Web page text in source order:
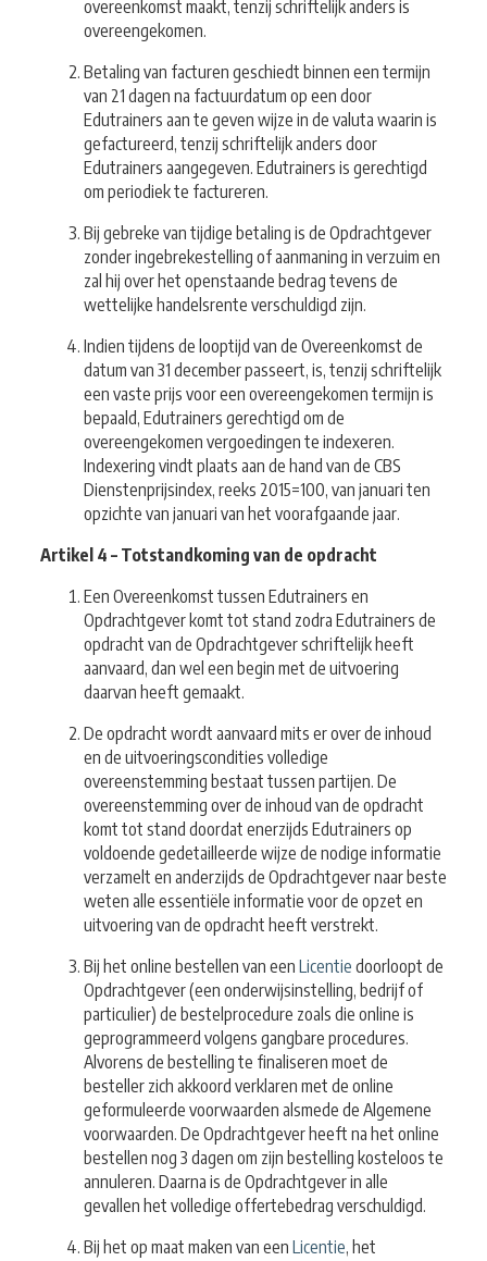
overeenkomst maakt, tenzij schriftelijk anders is
overeengekomen.
Betaling van facturen geschiedt binnen een termijn
van 21 dagen na factuurdatum op een door
Edutrainers aan te geven wijze in de valuta waarin is
gefactureerd, tenzij schriftelijk anders door
Edutrainers aangegeven. Edutrainers is gerechtigd
om periodiek te factureren.
Bij gebreke van tijdige betaling is de Opdrachtgever
zonder ingebrekestelling of aanmaning in verzuim en
zal hij over het openstaande bedrag tevens de
wettelijke handelsrente verschuldigd zijn.
Indien tijdens de looptijd van de Overeenkomst de
datum van 31 december passeert, is, tenzij schriftelijk
een vaste prijs voor een overeengekomen termijn is
bepaald, Edutrainers gerechtigd om de
overeengekomen vergoedingen te indexeren.
Indexering vindt plaats aan de hand van de CBS
Dienstenprijsindex, reeks 2015=100, van januari ten
opzichte van januari van het voorafgaande jaar.
Artikel 4 – Totstandkoming van de opdracht
Een Overeenkomst tussen Edutrainers en
Opdrachtgever komt tot stand zodra Edutrainers de
opdracht van de Opdrachtgever schriftelijk heeft
aanvaard, dan wel een begin met de uitvoering
daarvan heeft gemaakt.
De opdracht wordt aanvaard mits er over de inhoud
en de uitvoeringscondities volledige
overeenstemming bestaat tussen partijen. De
overeenstemming over de inhoud van de opdracht
komt tot stand doordat enerzijds Edutrainers op
voldoende gedetailleerde wijze de nodige informatie
verzamelt en anderzijds de Opdrachtgever naar beste
weten alle essentiële informatie voor de opzet en
uitvoering van de opdracht heeft verstrekt.
Bij het online bestellen van een Licentie doorloopt de
Opdrachtgever (een onderwijsinstelling, bedrijf of
particulier) de bestelprocedure zoals die online is
geprogrammeerd volgens gangbare procedures.
Alvorens de bestelling te finaliseren moet de
besteller zich akkoord verklaren met de online
geformuleerde voorwaarden alsmede de Algemene
voorwaarden. De Opdrachtgever heeft na het online
bestellen nog 3 dagen om zijn bestelling kosteloos te
annuleren. Daarna is de Opdrachtgever in alle
gevallen het volledige offertebedrag verschuldigd.
Bij het op maat maken van een Licentie, het